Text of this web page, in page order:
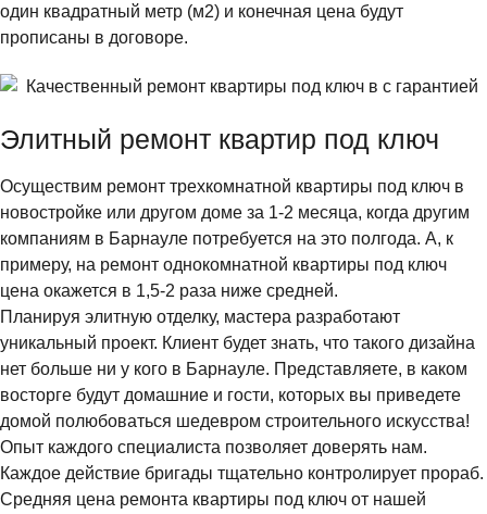
один квадратный метр (м2) и конечная цена будут
прописаны в договоре.
Элитный ремонт квартир под ключ
Осуществим ремонт трехкомнатной квартиры под ключ в
новостройке или другом доме за 1-2 месяца, когда другим
компаниям в Барнауле потребуется на это полгода. А, к
примеру, на ремонт однокомнатной квартиры под ключ
цена окажется в 1,5-2 раза ниже средней.
Планируя элитную отделку, мастера разработают
уникальный проект. Клиент будет знать, что такого дизайна
нет больше ни у кого в Барнауле. Представляете, в каком
восторге будут домашние и гости, которых вы приведете
домой полюбоваться шедевром строительного искусства!
Опыт каждого специалиста позволяет доверять нам.
Каждое действие бригады тщательно контролирует прораб.
Средняя цена ремонта квартиры под ключ от нашей